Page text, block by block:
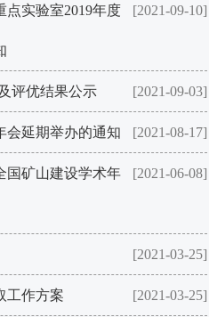
[2021-09-10]
点实验室2019年度
[2021-09-03]
评优结果公示
[2021-08-17]
会延期举办的通知
[2021-06-08]
国矿山建设学术年
[2021-03-25]
[2021-03-25]
工作方案